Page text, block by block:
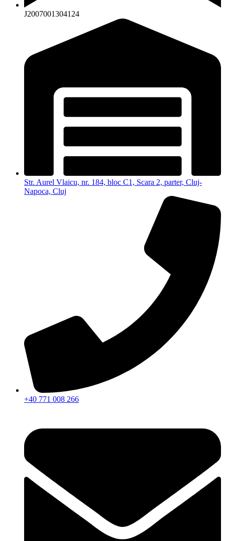
J2007001304124
Str. Aurel Vlaicu, nr. 184, bloc C1, Scara 2, parter, Cluj-
Napoca, Cluj
+40 771 008 266